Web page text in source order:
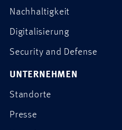
Nachhaltigkeit
Digitalisierung
Security and Defense
UNTERNEHMEN
Standorte
Presse